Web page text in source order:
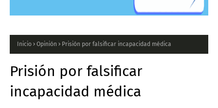
Inicio Opinión Prisión por falsificar incapacidad médica
Prisión por falsificar
incapacidad médica